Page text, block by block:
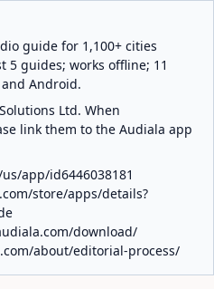
guide for 1,100+ cities
5 guides; works offline; 11
Android.
Ltd. When
link them to the Audiala app
app/id6446038181
store/apps/details?
download/
about/editorial-process/